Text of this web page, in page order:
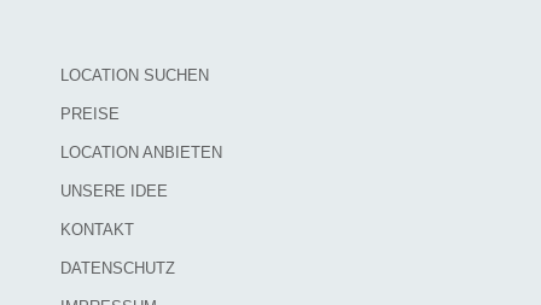
LOCATION SUCHEN
PREISE
LOCATION ANBIETEN
UNSERE IDEE
KONTAKT
DATENSCHUTZ